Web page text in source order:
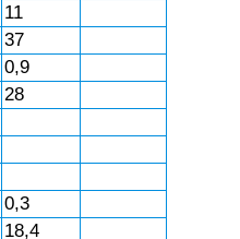
11
37
0,9
28
0,3
18,4